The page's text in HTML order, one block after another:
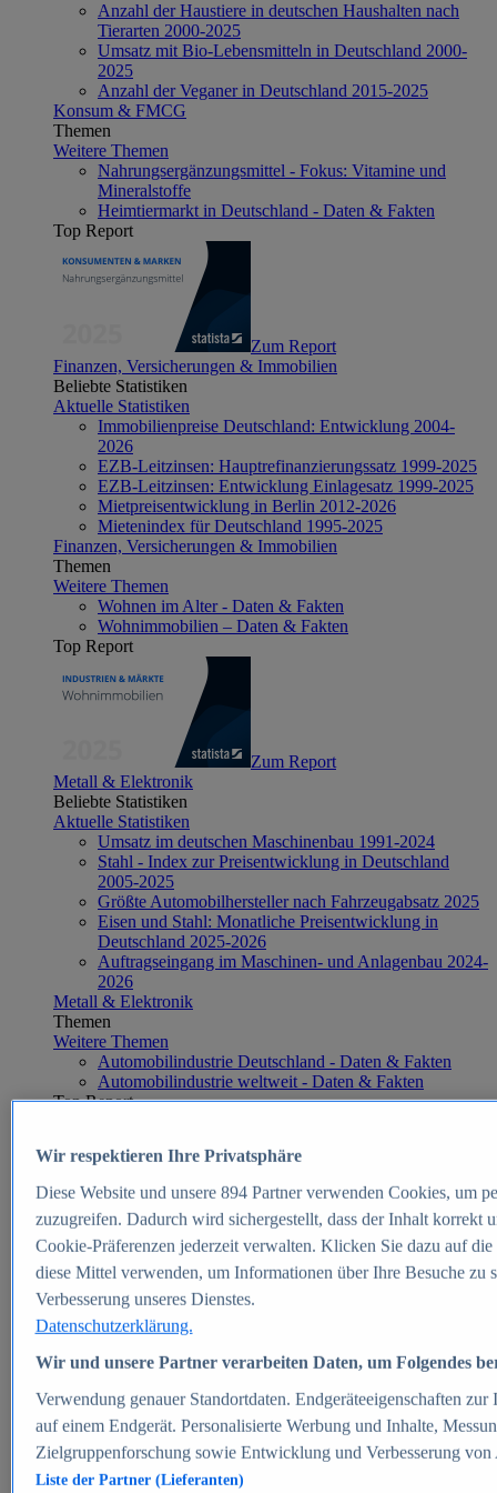
Anzahl der Haustiere in deutschen Haushalten nach
Tierarten 2000-2025
Umsatz mit Bio-Lebensmitteln in Deutschland 2000-
2025
Anzahl der Veganer in Deutschland 2015-2025
Konsum & FMCG
Themen
Weitere Themen
Nahrungsergänzungsmittel - Fokus: Vitamine und
Mineralstoffe
Heimtiermarkt in Deutschland - Daten & Fakten
Top Report
Zum Report
Finanzen, Versicherungen & Immobilien
Beliebte Statistiken
Aktuelle Statistiken
Immobilienpreise Deutschland: Entwicklung 2004-
2026
EZB-Leitzinsen: Hauptrefinanzierungssatz 1999-2025
EZB-Leitzinsen: Entwicklung Einlagesatz 1999-2025
Mietpreisentwicklung in Berlin 2012-2026
Mietenindex für Deutschland 1995-2025
Finanzen, Versicherungen & Immobilien
Themen
Weitere Themen
Wohnen im Alter - Daten & Fakten
Wohnimmobilien – Daten & Fakten
Top Report
Zum Report
Metall & Elektronik
Beliebte Statistiken
Aktuelle Statistiken
Umsatz im deutschen Maschinenbau 1991-2024
Stahl - Index zur Preisentwicklung in Deutschland
2005-2025
Größte Automobilhersteller nach Fahrzeugabsatz 2025
Eisen und Stahl: Monatliche Preisentwicklung in
Deutschland 2025-2026
Auftragseingang im Maschinen- und Anlagenbau 2024-
2026
Metall & Elektronik
Themen
Weitere Themen
Automobilindustrie Deutschland - Daten & Fakten
Automobilindustrie weltweit - Daten & Fakten
Top Report
Zum Report
E-commerce
Beliebte Statistiken
Aktuelle Statistiken
E-Commerce - Entwicklung des Umsatzes in
Deutschland 1999-2025
Umsatz von Amazon in Deutschland und weltweit
2010-2025
B2C-E-Commerce: Top-50 Online Shops in
Deutschland 2024
Marktanteile von Online-Zahlungsverfahren in
Deutschland 2024
Umsatzstarke Warengruppen im Online-Handel in
Deutschland 2023-2025
Wir respektieren Ihre Privatsphäre
Diese Website und unsere 894Partner verwenden Cookies, um
zuzugreifen. Dadurch wird sichergestellt, dass der Inhalt korrekt
Cookie-Präferenzen jederzeit verwalten. Klicken Sie dazu auf
diese Mittel verwenden, um Informationen über Ihre Besuche
Verbesserung unseres Dienstes.
Datenschutzerklärung.
Wir und unsere Partner verarbeiten Daten, um Folgendes
Verwendung genauer Standortdaten. Endgeräteeigenschaften
auf einem Endgerät. Personalisierte Werbung und Inhalte,
Zielgruppenforschung sowie Entwicklung und Verbesserung von
Liste der Partner (Lieferanten)